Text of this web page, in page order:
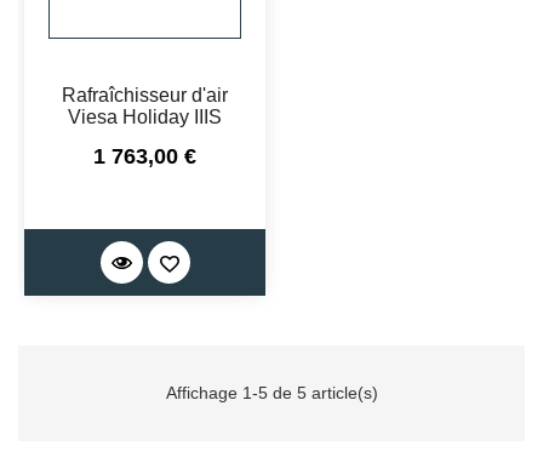
Rafraîchisseur d'air
Viesa Holiday IIIS
Prix
1 763,00 €
Affichage 1-5 de 5 article(s)